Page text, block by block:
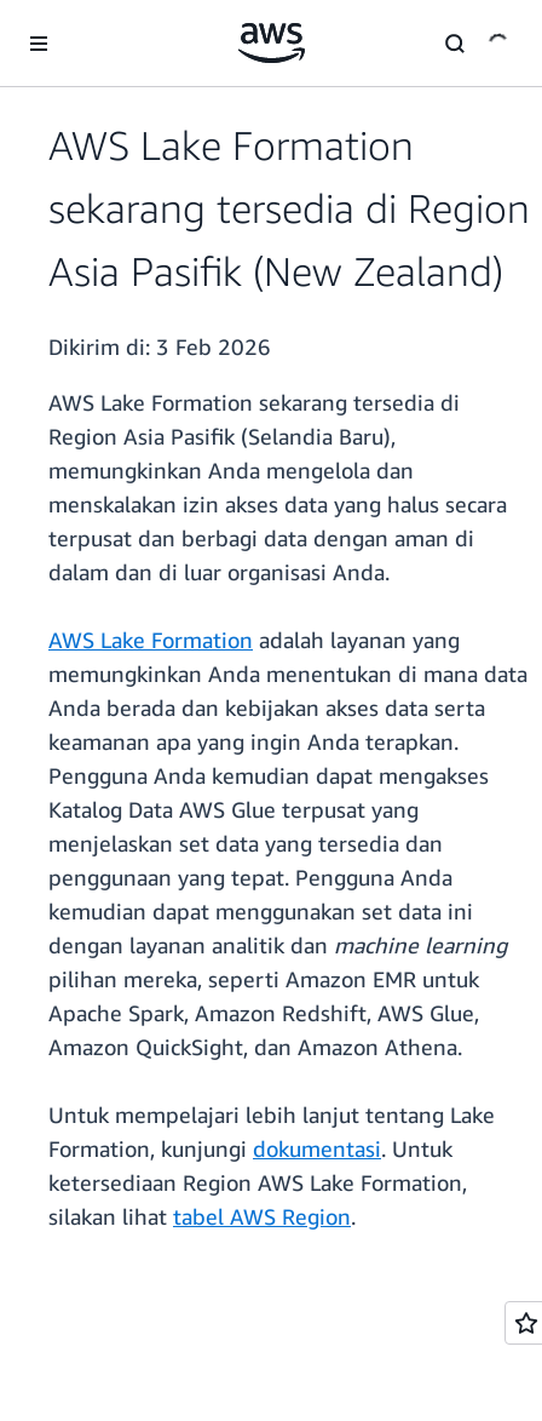
AWS Lake Formation
sekarang tersedia di Region
Asia Pasifik (New Zealand)
Dikirim di: 3 Feb 2026
AWS Lake Formation sekarang tersedia di
Region Asia Pasifik (Selandia Baru),
memungkinkan Anda mengelola dan
menskalakan izin akses data yang halus secara
terpusat dan berbagi data dengan aman di
dalam dan di luar organisasi Anda.
AWS Lake Formation adalah layanan yang
memungkinkan Anda menentukan di mana data
Anda berada dan kebijakan akses data serta
keamanan apa yang ingin Anda terapkan.
Pengguna Anda kemudian dapat mengakses
Katalog Data AWS Glue terpusat yang
menjelaskan set data yang tersedia dan
penggunaan yang tepat. Pengguna Anda
kemudian dapat menggunakan set data ini
dengan layanan analitik dan machine learning
pilihan mereka, seperti Amazon EMR untuk
Apache Spark, Amazon Redshift, AWS Glue,
Amazon QuickSight, dan Amazon Athena.
Untuk mempelajari lebih lanjut tentang Lake
Formation, kunjungi dokumentasi. Untuk
ketersediaan Region AWS Lake Formation,
silakan lihat tabel AWS Region.